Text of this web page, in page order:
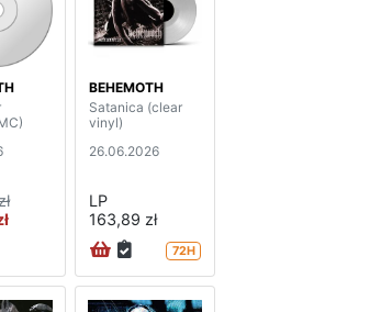
BEHEMOTH
Satanica (clear
vinyl)
26.06.2026
LP
163,89 zł
72H